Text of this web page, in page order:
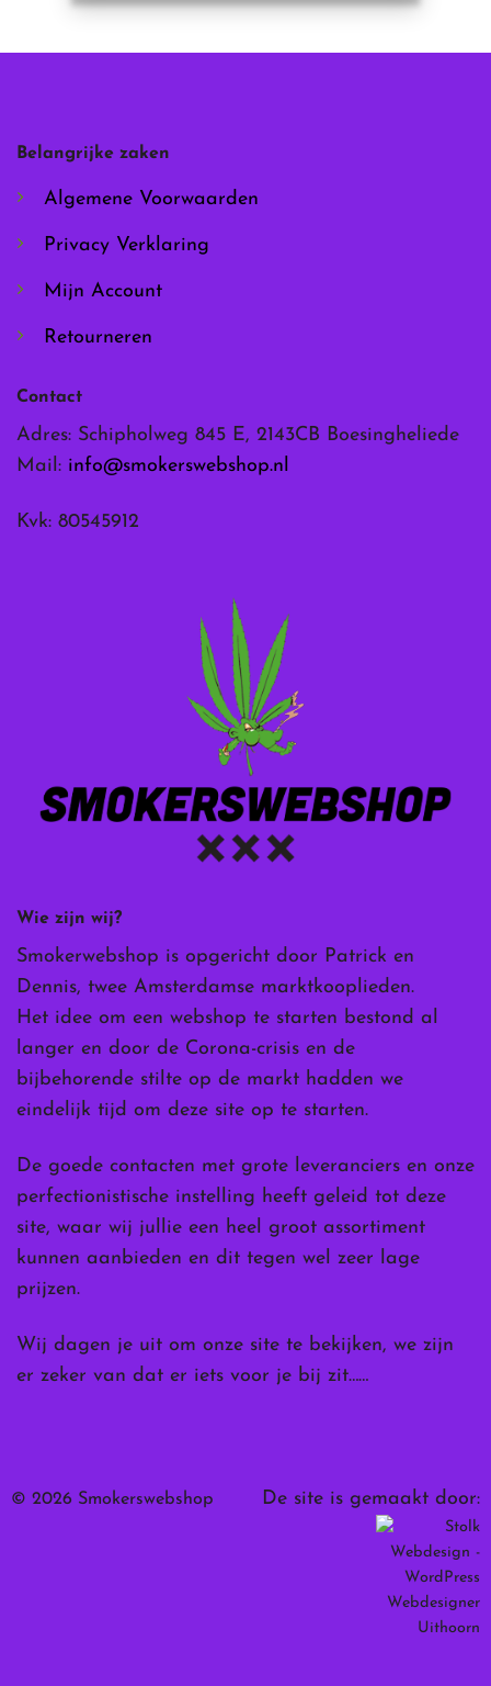
Wie zijn wij?
Smokerwebshop is opgericht door Patrick en
Dennis, twee Amsterdamse marktkooplieden.
Het idee om een webshop te starten bestond al
langer en door de Corona-crisis en de
bijbehorende stilte op de markt hadden we
eindelijk tijd om deze site op te starten.
De goede contacten met grote leveranciers en onze
perfectionistische instelling heeft geleid tot deze
site, waar wij jullie een heel groot assortiment
kunnen aanbieden en dit tegen wel zeer lage
prijzen.
Wij dagen je uit om onze site te bekijken, we zijn
er zeker van dat er iets voor je bij zit……
Belangrijke zaken
Algemene Voorwaarden
Privacy Verklaring
Mijn Account
Retourneren
Contact
Adres: Schipholweg 845 E, 2143CB Boesingheliede
Mail: info@smokerswebshop.nl
Kvk: 80545912
© 2026 Smokerswebshop De site is gemaakt door: